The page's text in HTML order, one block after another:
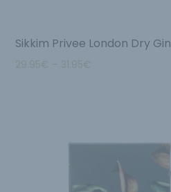
Sikkim Privee London Dry Gin
29.95€ – 31.95€